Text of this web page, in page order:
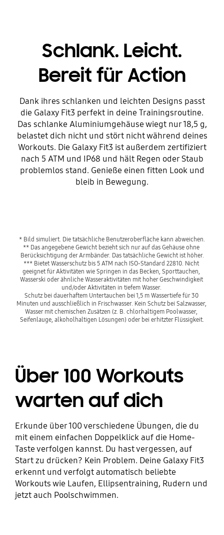
Schlank. Leicht.
Bereit für Action
Dank ihres schlanken und leichten Designs passt
die Galaxy Fit3 perfekt in deine Trainingsroutine.
Das schlanke Aluminiumgehäuse wiegt nur 18,5 g,
belastet dich nicht und stört nicht während deines
Workouts. Die Galaxy Fit3 ist außerdem zertifiziert
nach 5 ATM und IP68 und hält Regen oder Staub
problemlos stand. Genieße einen fitten Look und
bleib in Bewegung.
* Bild simuliert. Die tatsächliche Benutzeroberfläche kann abweichen.
** Das angegebene Gewicht bezieht sich nur auf das Gehäuse ohne
Berücksichtigung der Armbänder. Das tatsächliche Gewicht ist höher.
*** Bietet Wasserschutz bis 5 ATM nach ISO-Standard 22810. Nicht
geeignet für Aktivitäten wie Springen in das Becken, Sporttauchen,
Wasserski oder ähnliche Wasseraktivitäten mit hoher Geschwindigkeit
und/oder Aktivitäten in tiefem Wasser.
Schutz bei dauerhaftem Untertauchen bei 1,5 m Wassertiefe für 30
Minuten und ausschließlich in Frischwasser. Kein Schutz bei Salzwasser,
Wasser mit chemischen Zusätzen (z. B. chlorhaltigem Poolwasser,
Seifenlauge, alkoholhaltigen Lösungen) oder bei erhitzter Flüssigkeit.
Über 100 Workouts
warten auf dich
Erkunde über 100 verschiedene Übungen, die du
mit einem einfachen Doppelklick auf die Home-
Taste verfolgen kannst. Du hast vergessen, auf
Start zu drücken? Kein Problem. Deine Galaxy Fit3
erkennt und verfolgt automatisch beliebte
Workouts wie Laufen, Ellipsentraining, Rudern und
jetzt auch Poolschwimmen.